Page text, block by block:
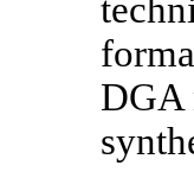
DGA